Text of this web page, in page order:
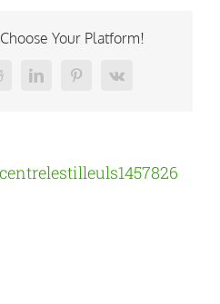
Your Platform!
LinkedInPinterest
Vk
centrelestilleuls1457826